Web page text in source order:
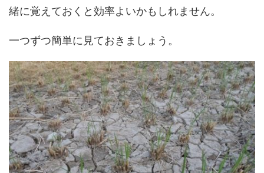
緒に覚えておくと効率よいかもしれません。
一つずつ簡単に見ておきましょう。